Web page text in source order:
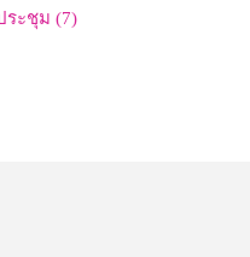
ระชุม (7)